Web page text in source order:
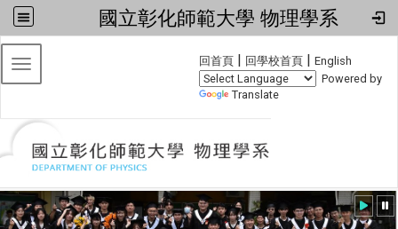
國立彰化師範大學 物理學系
回首頁 | 回學校首頁 | English
Powered by
Translate
Toggle navigation